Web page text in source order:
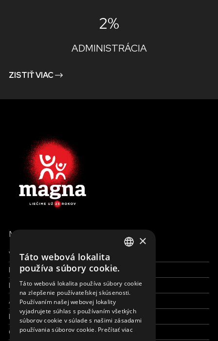
2%
ADMINISTRÁCIA
ZISTIŤ VIAC
MENU
Všetky formy pomoci
Financie a reporty
Pracujte s nami
Aktuálne
Kto sme
Čo robíme
CZECH
FRENCH
×
Táto webová lokalita
používa súbory cookie.
Táto webová lokalita používa súbory cookie
na zlepšenie používateľskej skúsenosti.
Používaním našej webovej lokality
vyjadrujete súhlas s používaním všetkých
súborov cookie v súlade s našimi zásadami
používania súborov cookie. Prečítať viac